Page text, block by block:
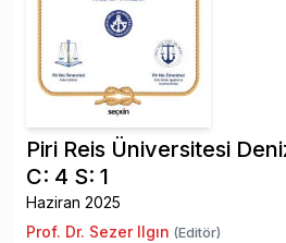
Piri Reis Üniversitesi
C: 4 S: 1
Haziran 2025
Prof. Dr. Sezer Ilgın (Editör)